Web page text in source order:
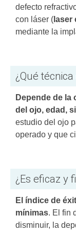
defecto
con láser ( laser
mediante la
¿Qué
Depende de
del ojo, edad,
estudio del ojo
operado y que
¿Es eficaz y
El índice de
mínimas. El fin
disminuir, la